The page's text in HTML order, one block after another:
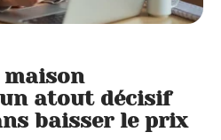
atout décisif
baisser le prix